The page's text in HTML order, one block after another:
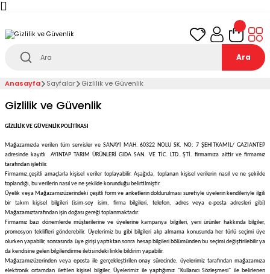
teslimat!
Ara
Anasayfa Sayfalar Gizlilik ve Güvenlik
Gizlilik ve Güvenlik
GİZLİLİK VE GÜVENLİK POLİTİKASI
Mağazamızda verilen tüm servisler ve SANAYİ MAH. 60322 NOLU SK. NO: 7 ŞEHİTKAMİL/ GAZİANTEP
adresinde kayıtlı
AYINTAP TARIM ÜRÜNLERİ GIDA SAN. VE TİC. LTD. ŞTİ.firmamıza aittir ve firmamız
tarafından işletilir.
Firmamız,çeşitli amaçlarla kişisel veriler toplayabilir. Aşağıda, toplanan kişisel verilerin nasıl ve ne şekilde
toplandığı, bu verilerin nasıl ve ne şekilde korunduğu belirtilmiştir.
Üyelik veya Mağazamızüzerindeki çeşitli form ve anketlerin doldurulması suretiyle üyelerin kendileriyle ilgili
bir takım kişisel bilgileri (isim-soy isim, firma bilgileri, telefon, adres veya e-posta adresleri gibi)
Mağazamıztarafından işin doğası gereği toplanmaktadır.
Firmamız bazı dönemlerde müşterilerine ve üyelerine kampanya bilgileri, yeni ürünler hakkında bilgiler,
promosyon teklifleri gönderebilir. Üyelerimiz bu gibi bilgileri alıp almama konusunda her türlü seçimi üye
olurken yapabilir, sonrasında üye girişi yaptıktan sonra hesap bilgileri bölümünden bu seçimi değiştirilebilir ya
da kendisine gelen bilgilendirme iletisindeki linkle bildirim yapabilir.
Mağazamızüzerinden veya eposta ile gerçekleştirilen onay sürecinde, üyelerimiz tarafından mağazamıza
elektronik ortamdan iletilen kişisel bilgiler, Üyelerimiz ile yaptığımız "Kullanıcı Sözleşmesi" ile belirlenen